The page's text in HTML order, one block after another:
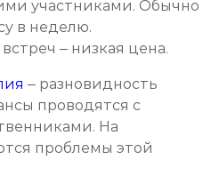
участниками. Обычно
в неделю.
– низкая цена.
– разновидность
проводятся с
На
проблемы этой